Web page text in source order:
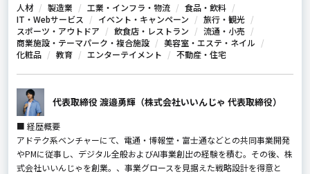
人材
製造業 工業・インフラ・物流
食品・飲料
IT・Webサービス
イベント・キャンペーン
旅行・観光
スポーツ・アウトドア
飲食店・レストラン
流通・小売
商業施設・テーマパーク・複合施設
美容室・エステ・ネイル
化粧品
教育 エンターテイメント 不動産・住宅
代表取締役 渡邉勇輝（株式会社いいんじゃ 代表取締役）
■ 経歴概要
アドテク系ベンチャーにて、電通・博報堂・富士通などとの共同事業開発
やPMに従事し、デジタル全般およびAI事業創出の経験を積む。その後、株
式会社いいんじゃを創業。、事業グロースを見据えた戦略設計を得意と